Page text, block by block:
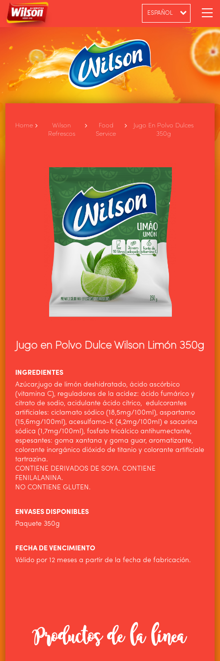
HOME
ALIMENTOS WILSON
PRODUCTOS
NOTICIAS
CONTACTO
ESPAÑOL
ENGLISH
Home
Wilson
Refrescos
Food
Service
Jugo En Polvo Dulces
350g
Jugo en Polvo Dulce Wilson Limón 350g
INGREDIENTES
Azúcar,jugo de limón deshidratado, ácido ascórbico
(vitamina C), reguladores de la acidez: ácido fumárico y
citrato de sodio, acidulante ácido cítrico, edulcorantes
artificiales: ciclamato sódico (18,5mg/100ml), aspartamo
(15,6mg/100ml), acesulfamo-K (4,2mg/100ml) e sacarina
sódica (1,7mg/100ml), fosfato tricálcico antihumectante,
espesantes: goma xantana y goma guar, aromatizante,
colorante inorgánico dióxido de titanio y colorante artificiale
tartrazina.
CONTIENE DERIVADOS DE SOYA. CONTIENE
FENILALANINA.
NO CONTIENE GLUTEN.
ENVASES DISPONIBLES
Paquete 350g
FECHA DE VENCIMIENTO
Válido por 12 meses a partir de la fecha de fabricación.
Productos de la línea